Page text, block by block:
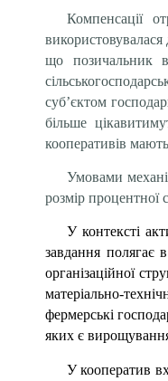
Компенсації
що позичальник
суб’єктом
більше
кооперативів
Умовами
розмір процентної
У контексті
завдання полягає
організаційної
матеріально-
фермерські
яких є вирощування
У кооператив